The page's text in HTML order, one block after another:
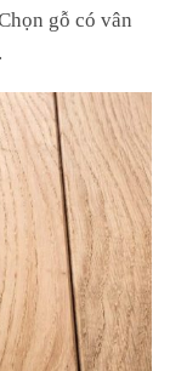
gỗ có vân